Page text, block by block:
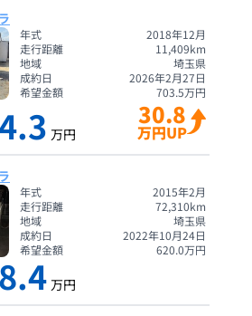
年式
2018年12月
走行距離
11,409km
地域
埼玉県
成約日
2026年2月27日
希望金額
703.5万円
万円
30.8
万円UP
年式
2015年2月
走行距離
72,310km
地域
埼玉県
成約日
2022年10月24日
希望金額
620.0万円
万円